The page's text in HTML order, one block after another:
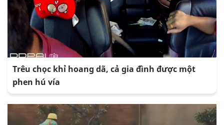
Trêu chọc khỉ hoang dã, cả gia đình được một
phen hú vía